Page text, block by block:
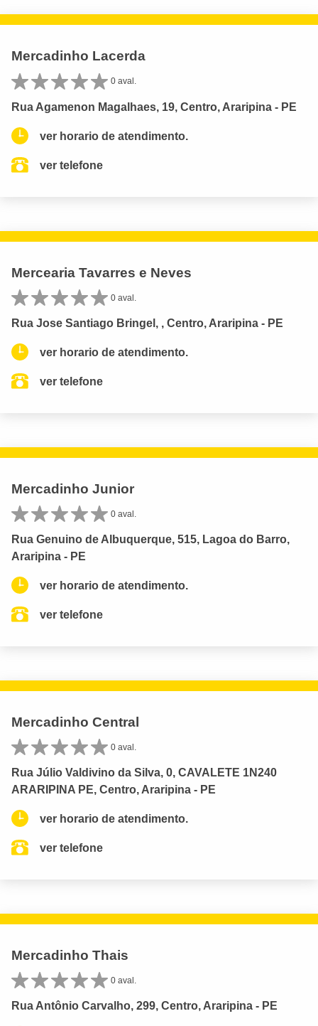
Mercadinho Lacerda
0 aval.
Rua Agamenon Magalhaes, 19, Centro, Araripina - PE
ver horario de atendimento.
ver telefone
Mercearia Tavarres e Neves
0 aval.
Rua Jose Santiago Bringel, , Centro, Araripina - PE
ver horario de atendimento.
ver telefone
Mercadinho Junior
0 aval.
Rua Genuino de Albuquerque, 515, Lagoa do Barro,
Araripina - PE
ver horario de atendimento.
ver telefone
Mercadinho Central
0 aval.
Rua Júlio Valdivino da Silva, 0, CAVALETE 1N240
ARARIPINA PE, Centro, Araripina - PE
ver horario de atendimento.
ver telefone
Mercadinho Thais
0 aval.
Rua Antônio Carvalho, 299, Centro, Araripina - PE